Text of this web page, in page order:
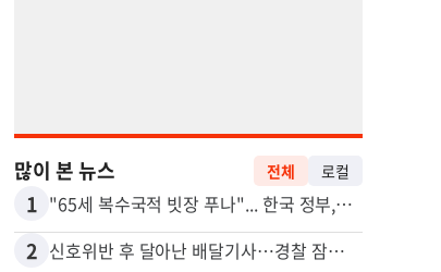
많이 본 뉴스 전체 로컬
1 "65세 복수국적 빗장 푸나"... 한국 정부, 연령 완화 전면 추진
2 신호위반 후 달아난 배달기사…경찰 잠복해 잡고보니 ‘반전’